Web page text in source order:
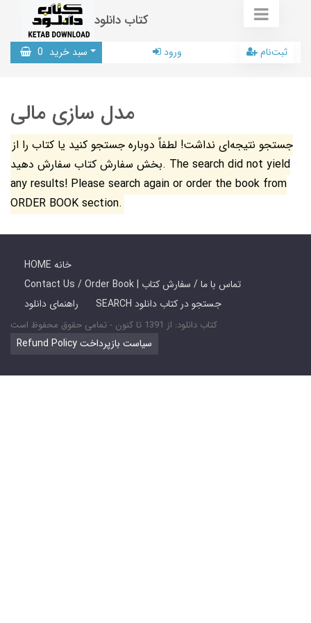
کتاب دانلود
سبد خرید 0 ورود ثبت‌نام
مدل سازی مالی
جستجو نتیجه‌ای نداشت! لطفاً دوباره جستجو کنید یا کتاب را از
بخش سفارش کتاب سفارش دهید. The search did not yield
any results! Please search again or order the book from
ORDER BOOK section.
HOME خانه
Contact Us / Order Book | تماس با ما / سفارش کتاب
راهنمای دانلود
SEARCH جستجو در کتاب دانلود
کتاب دانلود: از 1391 تا کنون - تمامی حقوق محفوظ است
Refund Policy سیاست بازپرداخت